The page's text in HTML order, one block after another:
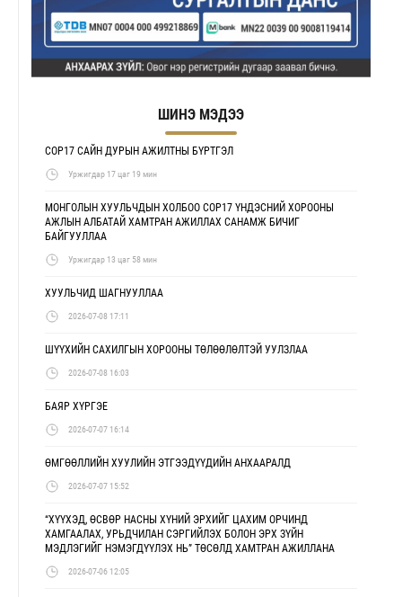
ШИНЭ МЭДЭЭ
COP17 САЙН ДУРЫН АЖИЛТНЫ БҮРТГЭЛ
Уржигдар 17 цаг 19 мин
МОНГОЛЫН ХУУЛЬЧДЫН ХОЛБОО COP17 ҮНДЭСНИЙ ХОРООНЫ
АЖЛЫН АЛБАТАЙ ХАМТРАН АЖИЛЛАХ САНАМЖ БИЧИГ
БАЙГУУЛЛАА
Уржигдар 13 цаг 58 мин
ХУУЛЬЧИД ШАГНУУЛЛАА
2026-07-08 17:11
ШҮҮХИЙН САХИЛГЫН ХОРООНЫ ТӨЛӨӨЛӨЛТЭЙ УУЛЗЛАА
2026-07-08 16:03
БАЯР ХҮРГЭЕ
2026-07-07 16:14
ӨМГӨӨЛЛИЙН ХУУЛИЙН ЭТГЭЭДҮҮДИЙН АНХААРАЛД
2026-07-07 15:52
“ХҮҮХЭД, ӨСВӨР НАСНЫ ХҮНИЙ ЭРХИЙГ ЦАХИМ ОРЧИНД
ХАМГААЛАХ, УРЬДЧИЛАН СЭРГИЙЛЭХ БОЛОН ЭРХ ЗҮЙН
МЭДЛЭГИЙГ НЭМЭГДҮҮЛЭХ НЬ” ТӨСӨЛД ХАМТРАН АЖИЛЛАНА
2026-07-06 12:05